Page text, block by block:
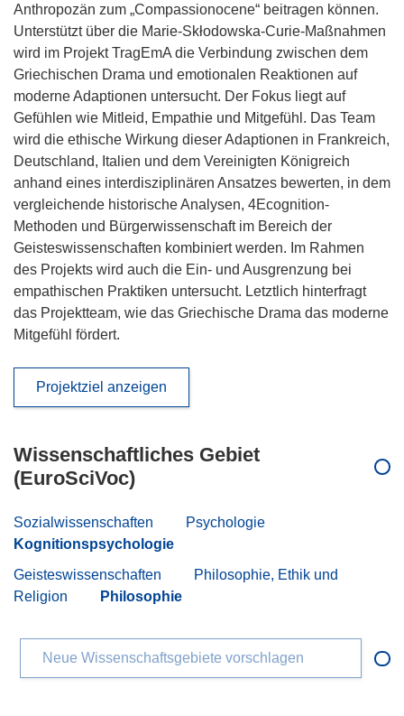
Anthropozän zum „Compassionocene“ beitragen können.
Unterstützt über die Marie-Skłodowska-Curie-Maßnahmen
wird im Projekt TragEmA die Verbindung zwischen dem
Griechischen Drama und emotionalen Reaktionen auf
moderne Adaptionen untersucht. Der Fokus liegt auf
Gefühlen wie Mitleid, Empathie und Mitgefühl. Das Team
wird die ethische Wirkung dieser Adaptionen in Frankreich,
Deutschland, Italien und dem Vereinigten Königreich
anhand eines interdisziplinären Ansatzes bewerten, in dem
vergleichende historische Analysen, 4Ecognition-
Methoden und Bürgerwissenschaft im Bereich der
Geisteswissenschaften kombiniert werden. Im Rahmen
des Projekts wird auch die Ein- und Ausgrenzung bei
empathischen Praktiken untersucht. Letztlich hinterfragt
das Projektteam, wie das Griechische Drama das moderne
Mitgefühl fördert.
Projektziel anzeigen
Wissenschaftliches Gebiet
(EuroSciVoc)
Sozialwissenschaften
Psychologie
Kognitionspsychologie
Geisteswissenschaften
Philosophie, Ethik und
Religion
Philosophie
Neue Wissenschaftsgebiete vorschlagen